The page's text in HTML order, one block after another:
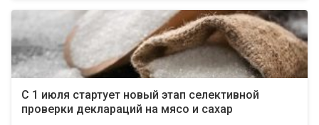
С 1 июля стартует новый этап селективной
проверки деклараций на мясо и сахар